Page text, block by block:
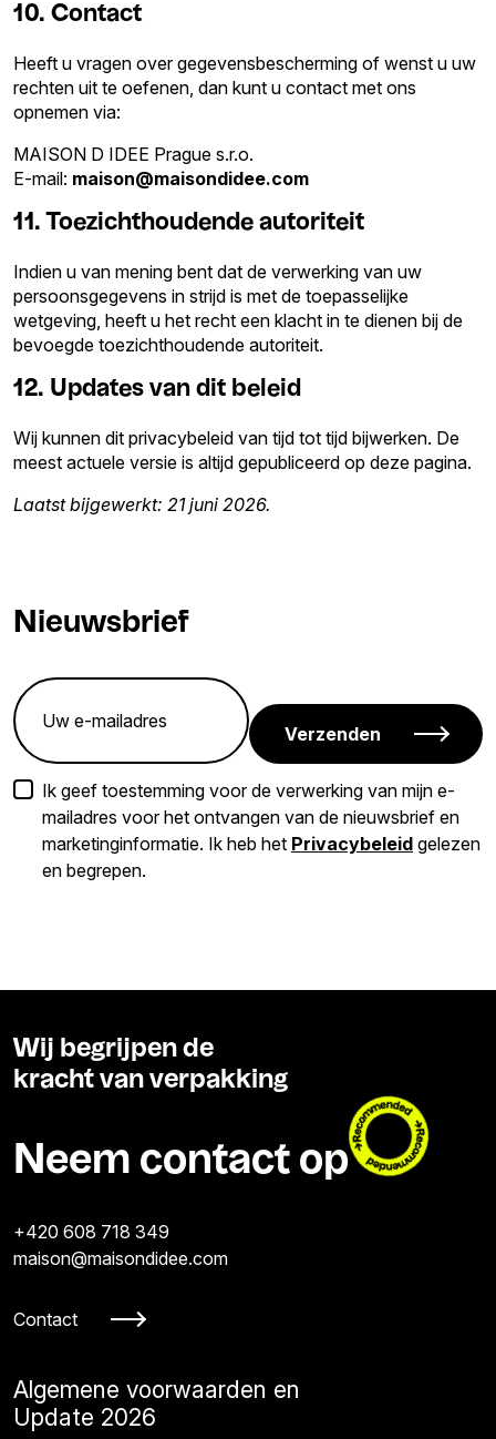
10. Contact
Heeft u vragen over gegevensbescherming of wenst u uw
rechten uit te oefenen, dan kunt u contact met ons
opnemen via:
MAISON D IDEE Prague s.r.o.
E-mail: maison@maisondidee.com
11. Toezichthoudende autoriteit
Indien u van mening bent dat de verwerking van uw
persoonsgegevens in strijd is met de toepasselijke
wetgeving, heeft u het recht een klacht in te dienen bij de
bevoegde toezichthoudende autoriteit.
12. Updates van dit beleid
Wij kunnen dit privacybeleid van tijd tot tijd bijwerken. De
meest actuele versie is altijd gepubliceerd op deze pagina.
Laatst bijgewerkt: 21 juni 2026.
Nieuwsbrief
Verzenden
Ik geef toestemming voor de verwerking van mijn e-
mailadres voor het ontvangen van de nieuwsbrief en
marketinginformatie. Ik heb het Privacybeleid gelezen
en begrepen.
Wij begrijpen de
kracht van verpakking
Neem contact op
+420 608 718 349
maison@maisondidee.com
Contact
Algemene voorwaarden en
Update 2026